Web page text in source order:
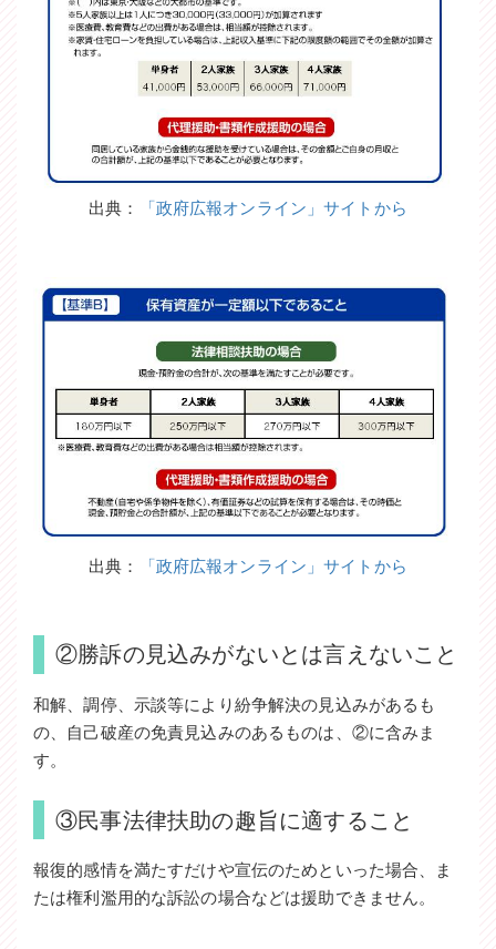
出典： 「政府広報オンライン」サイトから
出典： 「政府広報オンライン」サイトから
②勝訴の見込みがないとは言えないこと
和解、調停、示談等により紛争解決の見込みがあるも
の、自己破産の免責見込みのあるものは、②に含みま
す。
③民事法律扶助の趣旨に適すること
報復的感情を満たすだけや宣伝のためといった場合、ま
たは権利濫用的な訴訟の場合などは援助できません。